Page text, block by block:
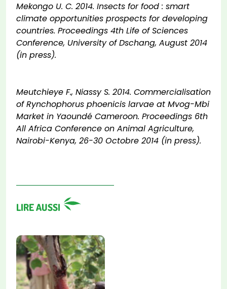
Mekongo U. C. 2014. Insects for food : smart
climate opportunities prospects for developing
countries. Proceedings 4th Life of Sciences
Conference, University of Dschang, August 2014
(in press).
Meutchieye F., Niassy S. 2014. Commercialisation
of Rynchophorus phoenicis larvae at Mvog-Mbi
Market in Yaoundé Cameroon. Proceedings 6th
All Africa Conference on Animal Agriculture,
Nairobi-Kenya, 26-30 Octobre 2014 (in press).
LIRE AUSSI